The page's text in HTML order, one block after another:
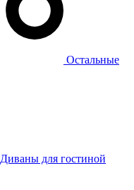
Остальные
Диваны для гостиной